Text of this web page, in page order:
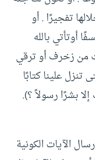
تفجيرًا . أو
أوتأتي بالله
من زخرف أو ترقي
علينا كتابًا
بشرًا رسولاً ؟).
الآيات الكونية